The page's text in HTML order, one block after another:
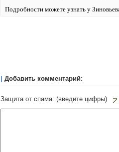
Подробности можете узнать у
Добавить комментарий:
Защита от спама: (введите цифры)